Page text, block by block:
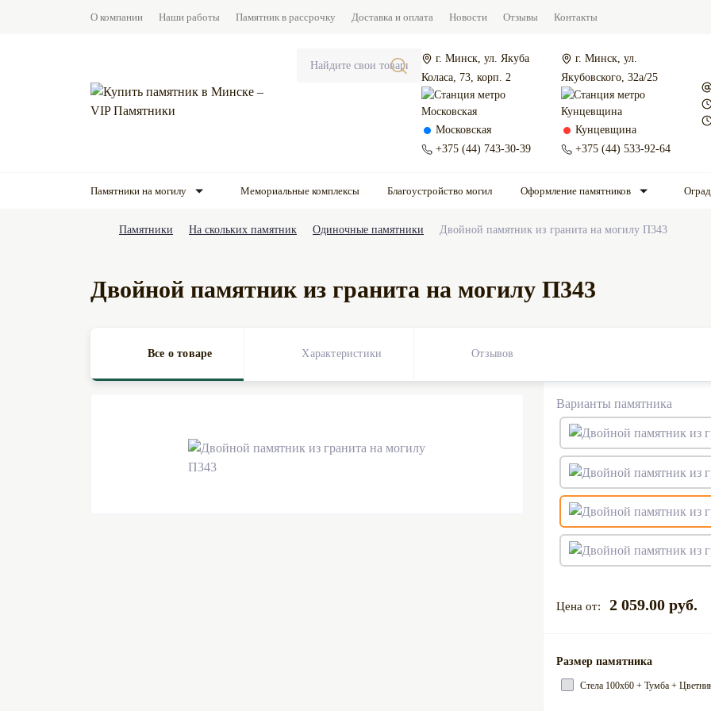
О компании Наши работы Памятник в рассрочку Доставка и оплата Новости Отзывы Контакты
г. Минск, ул. Якуба
Коласа, 73, корп. 2
Московская
+375 (44) 743-30-39
г. Минск, ул.
Якубовского, 32а/25
Кунцевщина
+375 (44) 533-92-64
Памятники на могилу Мемориальные комплексы Благоустройство могил Оформление памятников
Памятники На скольких памятник Одиночные памятники Двойной памятник из гранита на могилу П343
Двойной памятник из гранита на могилу П343
Все о товаре Характеристики Отзывов
Варианты памятника
2 059.00 руб.
Размер памятника
Стела 100х60 + Тумба +